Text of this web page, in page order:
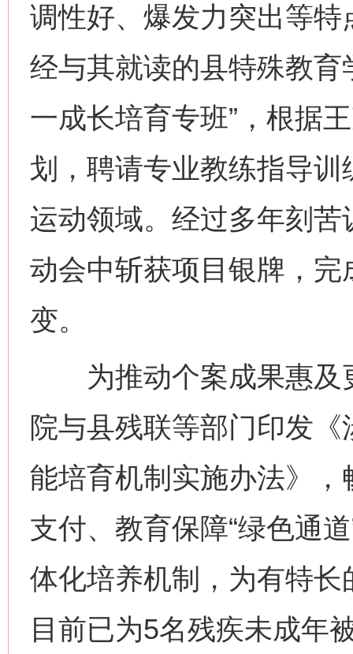
调性好、爆发力突出等
经与其就读的县特殊教育
一成长培育专班”，根据
划，聘请专业教练指导
运动领域。经过多年刻
动会中斩获项目银牌，完
变。
为推动个案成果惠及
院与县残联等部门印发
能培育机制实施办法》
支付、教育保障“绿色通
体化培养机制，为有特
目前已为5名残疾未成年